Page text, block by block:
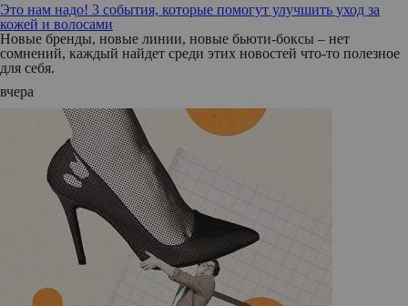
Это нам надо! 3 события, которые помогут улучшить уход за
кожей и волосами
Новые бренды, новые линии, новые бьюти-боксы – нет
сомнений, каждый найдет среди этих новостей что-то полезное
для себя.
вчера